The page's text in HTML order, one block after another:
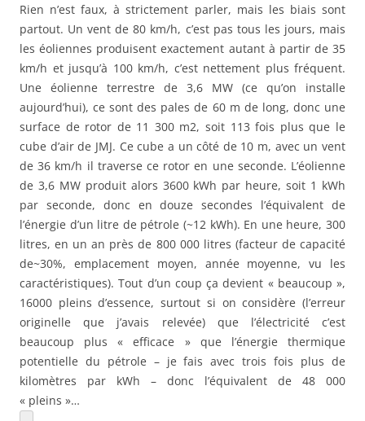
Rien n’est faux, à strictement parler, mais les biais sont
partout. Un vent de 80 km/h, c’est pas tous les jours, mais
les éoliennes produisent exactement autant à partir de 35
km/h et jusqu’à 100 km/h, c’est nettement plus fréquent.
Une éolienne terrestre de 3,6 MW (ce qu’on installe
aujourd’hui), ce sont des pales de 60 m de long, donc une
surface de rotor de 11 300 m2, soit 113 fois plus que le
cube d’air de JMJ. Ce cube a un côté de 10 m, avec un vent
de 36 km/h il traverse ce rotor en une seconde. L’éolienne
de 3,6 MW produit alors 3600 kWh par heure, soit 1 kWh
par seconde, donc en douze secondes l’équivalent de
l’énergie d’un litre de pétrole (~12 kWh). En une heure, 300
litres, en un an près de 800 000 litres (facteur de capacité
de~30%, emplacement moyen, année moyenne, vu les
caractéristiques). Tout d’un coup ça devient « beaucoup »,
16000 pleins d’essence, surtout si on considère (l’erreur
originelle que j’avais relevée) que l’électricité c’est
beaucoup plus « efficace » que l’énergie thermique
potentielle du pétrole – je fais avec trois fois plus de
kilomètres par kWh – donc l’équivalent de 48 000
« pleins »…